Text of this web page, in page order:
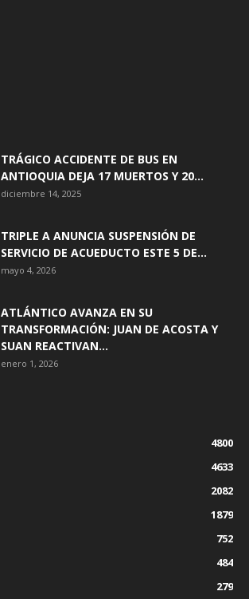
TRÁGICO ACCIDENTE DE BUS EN
ANTIOQUIA DEJA 17 MUERTOS Y 20...
diciembre 14, 2025
TRIPLE A ANUNCIA SUSPENSIÓN DE
SERVICIO DE ACUEDUCTO ESTE 5 DE...
mayo 4, 2026
ATLÁNTICO AVANZA EN SU
TRANSFORMACIÓN: JUAN DE ACOSTA Y
SUAN REACTIVAN...
enero 1, 2026
4800
4633
2082
1879
752
484
279